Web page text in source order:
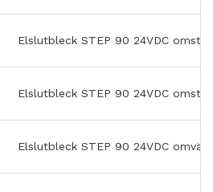
Elslutbleck STEP 90 24VDC
Elslutbleck STEP 90 24VDC
Elslutbleck STEP 90 24VDC